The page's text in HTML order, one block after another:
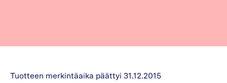
Tuotteen merkintäaika päättyi 31.12.2015